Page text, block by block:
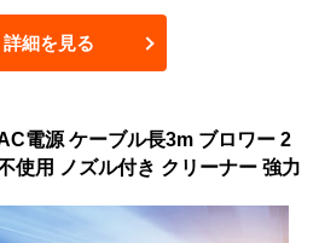
詳細を見る
電源 ケーブル長3m ブロワー 2
使用 ノズル付き クリーナー 強力